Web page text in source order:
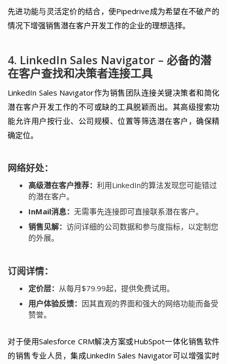
先进功能与灵活定价的结合，使Pipedrive成为希望在不破产的
情况下增强销售潜在客户开发工作的企业的理想选择。
4. LinkedIn Sales Navigator – 必备的潜
在客户查找和决策者连接工具
LinkedIn Sales Navigator作为销售团队连接关键决策者和简化
潜在客户开发工作的不可或缺的工具脱颖而出。其高级搜索功
能允许用户按行业、公司规模、位置等筛选潜在客户，确保精
确定位。
网络好处：
高级潜在客户推荐： 利用LinkedIn的算法发现您可能错过
的潜在客户。
InMail消息： 无需事先连接即可直接联系潜在客户。
销售见解： 访问详细的公司数据和参与度指标，以定制您
的外展。
订阅详情：
定价层： 从每月$79.99起，提供免费试用。
用户体验反馈： 因其直观的界面和强大的网络功能而备受
赞誉。
对于使用Salesforce CRM解决方案或HubSpot一体化销售软件
的销售专业人员，集成LinkedIn Sales Navigator可以增强实时